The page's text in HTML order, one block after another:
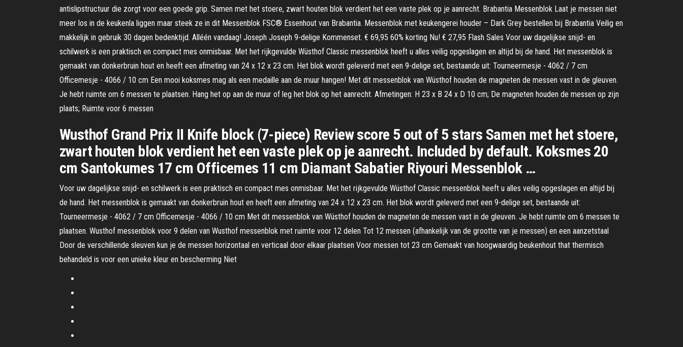
antislipstructuur die zorgt voor een goede grip. Samen met het stoere, zwart houten blok verdient het een vaste plek op je aanrecht. Brabantia Messenblok Laat je messen niet
meer los in de keukenla liggen maar steek ze in dit Messenblok FSC® Essenhout van Brabantia. Messenblok met keukengerei houder – Dark Grey bestellen bij Brabantia Veilig en
makkelijk in gebruik 30 dagen bedenktijd. Alléén vandaag! Joseph Joseph 9-delige Kommenset. € 69,95 60% korting Nu! € 27,95 Flash Sales Voor uw dagelijkse snijd- en
schilwerk is een praktisch en compact mes onmisbaar. Met het rijkgevulde Wüsthof Classic messenblok heeft u alles veilig opgeslagen en altijd bij de hand. Het messenblok is
gemaakt van donkerbruin hout en heeft een afmeting van 24 x 12 x 23 cm. Het blok wordt geleverd met een 9-delige set, bestaande uit: Tourneermesje - 4062 / 7 cm
Officemesje - 4066 / 10 cm Een mooi koksmes mag als een medaille aan de muur hangen! Met dit messenblok van Wüsthof houden de magneten de messen vast in de gleuven.
Je hebt ruimte om 6 messen te plaatsen. Hang het op aan de muur of leg het blok op het aanrecht. Afmetingen: H 23 x B 24 x D 10 cm; De magneten houden de messen op zijn
plaats; Ruimte voor 6 messen
Wusthof Grand Prix II Knife block (7-piece) Review score 5 out of 5 stars Samen met het stoere,
zwart houten blok verdient het een vaste plek op je aanrecht. Included by default. Koksmes 20
cm Santokumes 17 cm Officemes 11 cm Diamant Sabatier Riyouri Messenblok …
Voor uw dagelijkse snijd- en schilwerk is een praktisch en compact mes onmisbaar. Met het rijkgevulde Wüsthof Classic messenblok heeft u alles veilig opgeslagen en altijd bij
de hand. Het messenblok is gemaakt van donkerbruin hout en heeft een afmeting van 24 x 12 x 23 cm. Het blok wordt geleverd met een 9-delige set, bestaande uit:
Tourneermesje - 4062 / 7 cm Officemesje - 4066 / 10 cm Met dit messenblok van Wüsthof houden de magneten de messen vast in de gleuven. Je hebt ruimte om 6 messen te
plaatsen. Wusthof messenblok voor 9 delen van Wusthof messenblok met ruimte voor 12 delen Tot 12 messen (afhankelijk van de grootte van je messen) en een aanzetstaal
Door de verschillende sleuven kun je de messen horizontaal en verticaal door elkaar plaatsen Voor messen tot 23 cm Gemaakt van hoogwaardig beukenhout that thermisch
behandeld is voor een unieke kleur en bescherming Niet